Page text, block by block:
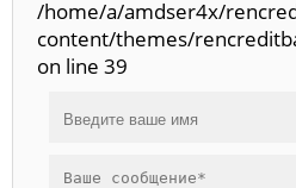
/home/a/amdser4x/
content/themes/
on line 39